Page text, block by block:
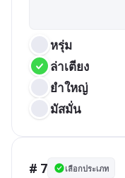
หรุ่ม
ล่าเตียง
ยำใหญ่
มัสมั่น
# 7 เลือกประเภท